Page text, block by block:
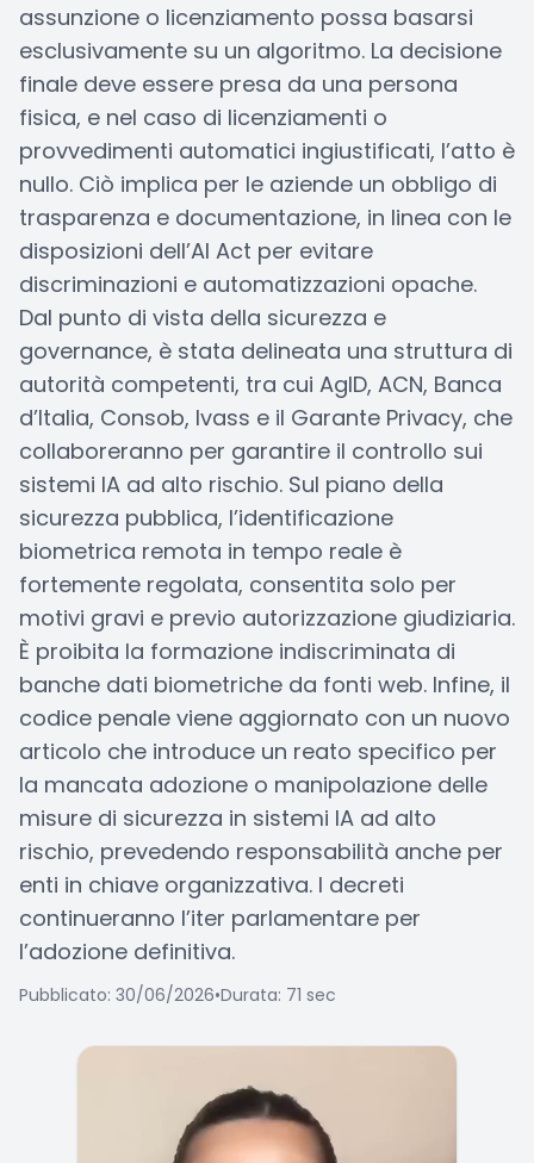
assunzione o licenziamento possa basarsi
esclusivamente su un algoritmo. La decisione
finale deve essere presa da una persona
fisica, e nel caso di licenziamenti o
provvedimenti automatici ingiustificati, l’atto è
nullo. Ciò implica per le aziende un obbligo di
trasparenza e documentazione, in linea con le
disposizioni dell’AI Act per evitare
discriminazioni e automatizzazioni opache.
Dal punto di vista della sicurezza e
governance, è stata delineata una struttura di
autorità competenti, tra cui AgID, ACN, Banca
d’Italia, Consob, Ivass e il Garante Privacy, che
collaboreranno per garantire il controllo sui
sistemi IA ad alto rischio. Sul piano della
sicurezza pubblica, l’identificazione
biometrica remota in tempo reale è
fortemente regolata, consentita solo per
motivi gravi e previo autorizzazione giudiziaria.
È proibita la formazione indiscriminata di
banche dati biometriche da fonti web. Infine, il
codice penale viene aggiornato con un nuovo
articolo che introduce un reato specifico per
la mancata adozione o manipolazione delle
misure di sicurezza in sistemi IA ad alto
rischio, prevedendo responsabilità anche per
enti in chiave organizzativa. I decreti
continueranno l’iter parlamentare per
l’adozione definitiva.
Pubblicato: 30/06/2026•Durata: 71 sec